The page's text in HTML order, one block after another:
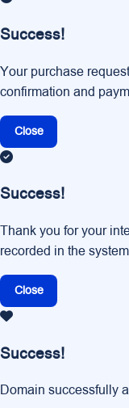
Success!
Your purchase
confirmation and
Close
Success!
Thank you for your
recorded in the
Close
Success!
Domain successfully